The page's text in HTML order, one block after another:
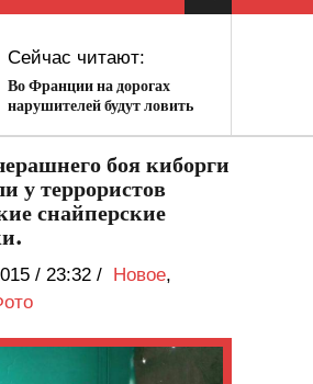
Сейчас читают:
Во Франции на дорогах
нарушителей будут ловить
боя киборги
у террористов
снайперские
/ 23:32 / Новое,